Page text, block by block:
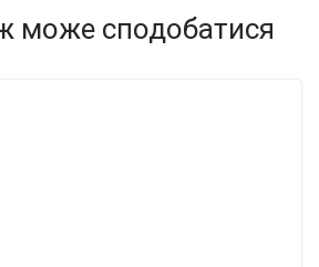
може сподобатися